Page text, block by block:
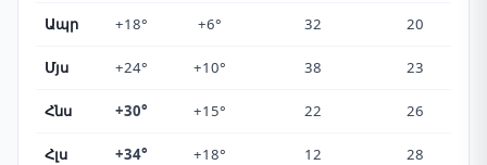
Ապր +18° +6° 32 20
Մյս +24° +10° 38 23
Հնս +30° +15° 22 26
Հլս +34° +18° 12 28